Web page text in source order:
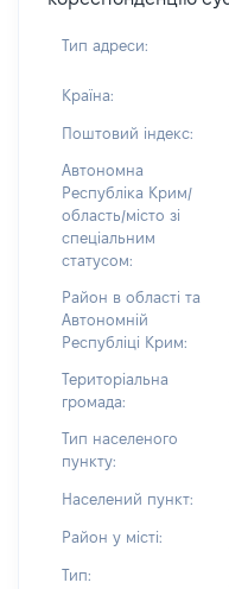
Тип адреси:
Країна:
Поштовий індекс:
Автономна
Республіка Крим/
область/місто зі
спеціальним
статусом:
Район в області та
Автономній
Республіці Крим:
Територіальна
громада:
Тип населеного
пункту:
Населений пункт:
Район у місті:
Тип: